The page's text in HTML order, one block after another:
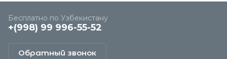
Бесплатно по Узбекистану
+(998) 99 996-55-52
Обратный звонок